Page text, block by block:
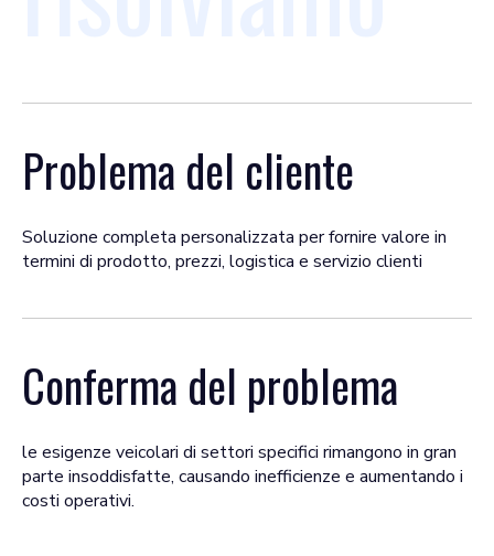
Problema del cliente
Soluzione completa personalizzata per fornire valore in
termini di prodotto, prezzi, logistica e servizio clienti
Conferma del problema
le esigenze veicolari di settori specifici rimangono in gran
parte insoddisfatte, causando inefficienze e aumentando i
costi operativi.